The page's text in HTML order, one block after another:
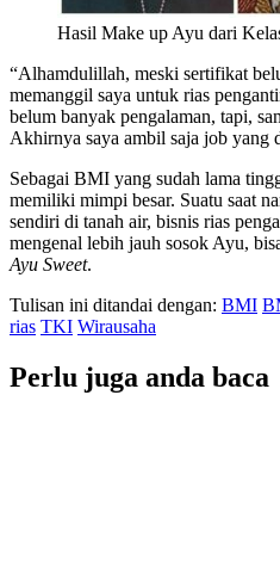
Hasil Make up Ayu dari
“Alhamdulillah, meski sertifikat
memanggil saya untuk rias
belum banyak pengalaman, tapi,
Akhirnya saya ambil saja job yang
Sebagai BMI yang sudah lama
memiliki mimpi besar. Suatu saat
sendiri di tanah air, bisnis rias
mengenal lebih jauh sosok Ayu,
Ayu Sweet.
Tulisan ini ditandai dengan: BMI
rias TKI Wirausaha
Perlu juga anda baca